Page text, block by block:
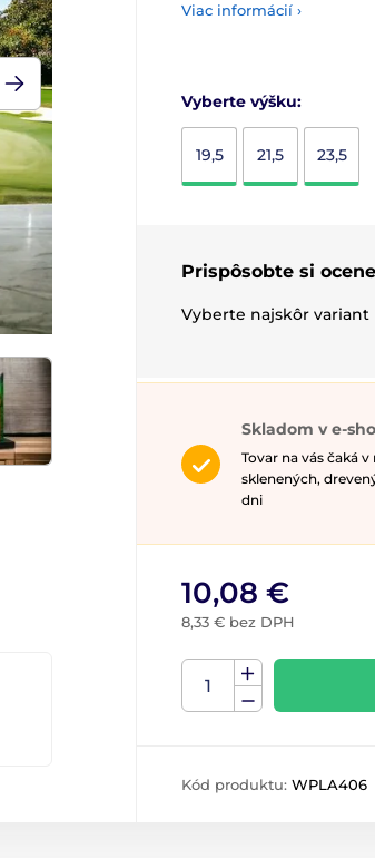
Viac informácií ›
Vyberte výšku:
19,5 21,5 23,5
Prispôsobte si
Vyberte najskôr variant
Skladom v e-
Tovar na vás čaká
sklenených,
dni
10,08 €
8,33 € bez DPH
Kód produktu: WPLA406